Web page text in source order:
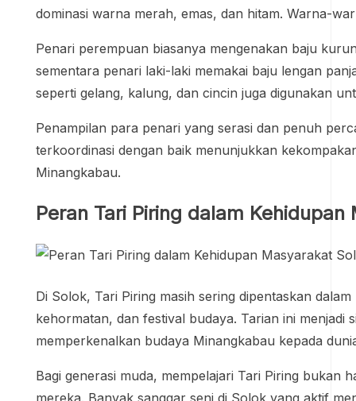
dominasi warna merah, emas, dan hitam. Warna-
Penari perempuan biasanya mengenakan baju
sementara penari laki-laki memakai baju lengan
seperti gelang, kalung, dan cincin juga digunakan
Penampilan para penari yang serasi dan penuh
terkoordinasi dengan baik menunjukkan
Minangkabau.
Peran Tari Piring dalam
Di Solok, Tari Piring masih sering dipentaskan
kehormatan, dan festival budaya. Tarian ini
memperkenalkan budaya Minangkabau kepada
Bagi generasi muda, mempelajari Tari Piring bukan
mereka. Banyak sanggar seni di Solok yang aktif